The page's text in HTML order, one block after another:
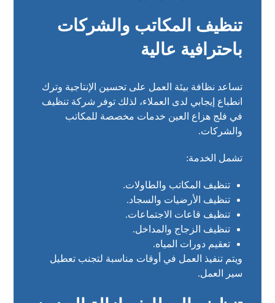
تنظيف المكاتب والشركات
باحترافية عالية
تساعد نظافة بيئة العمل على تحسين الإنتاجية وترك
انطباع إيجابي لدى العملاء، لذلك توفر شركة تنظيف
في فلج هزاع العين خدمات مخصصة للمكاتب
والشركات.
تشمل الخدمة:
تنظيف المكاتب والطاولات.
تنظيف الأرضيات والسجاد.
تنظيف قاعات الاجتماعات.
تنظيف الزجاج والمداخل.
تعقيم دورات المياه.
ويتم تنفيذ العمل في أوقات مناسبة لتجنب تعطيل
سير العمل.